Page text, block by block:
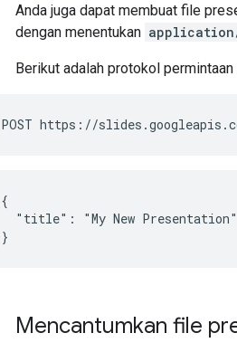
Anda juga dapat membuat file
dengan menentukan
Berikut adalah protokol
POST https://
{
  "title": "My New Presentation"
}
Mencantumkan file